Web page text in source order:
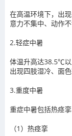
在高温环境下，出
意力不集中、动作
2.轻症中暑
体温升高达38.5℃以
出现四肢湿冷、面
3.重度中暑
重症中暑包括热痉
（1）热痉挛